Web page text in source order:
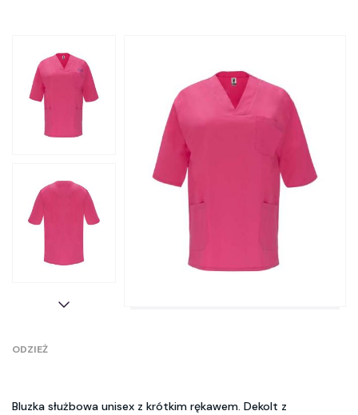
ODZIEŻ
Bluzka służbowa unisex z krótkim rękawem. Dekolt z